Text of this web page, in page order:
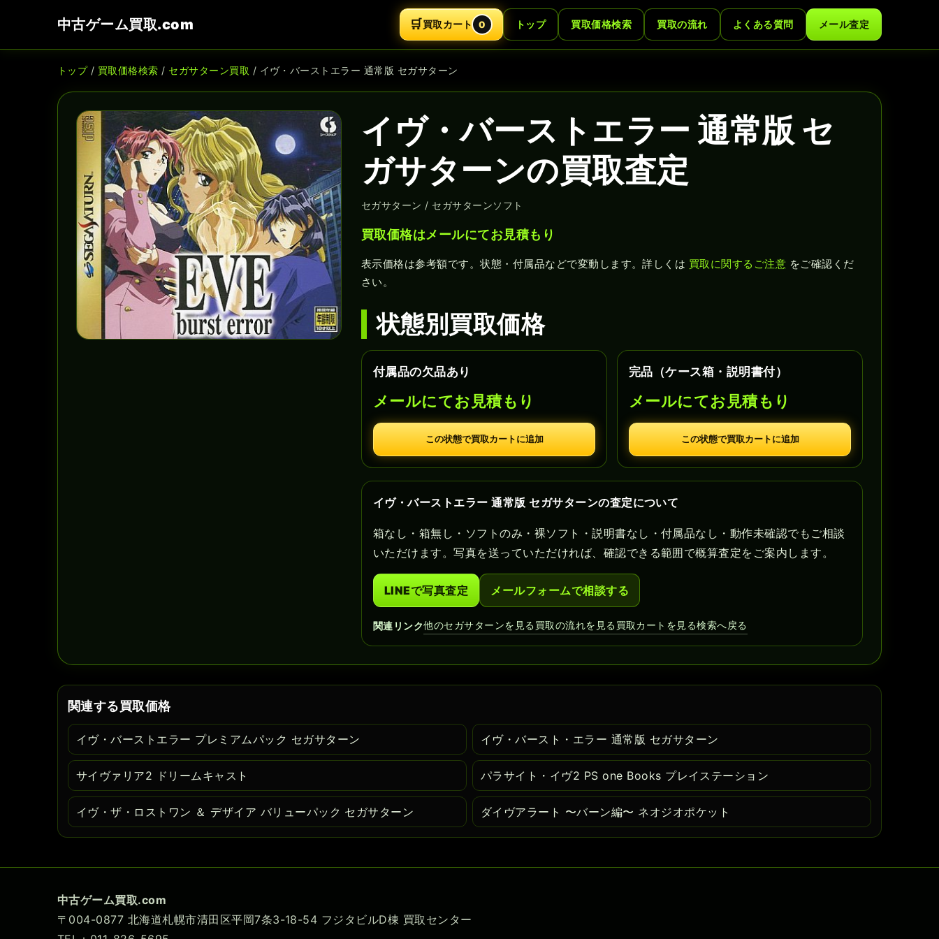
中古ゲーム買取.com 🛒買取カート 0 トップ 買取価格検索 買取の流れ よくある質問 メール査定
トップ/ 買取価格検索 / セガサターン買取 / イヴ・バーストエラー 通常版 セガサターン
イヴ・バーストエラー 通常版 セ
ガサターンの買取査定
セガサターン / セガサターンソフト
買取価格はメールにてお見積もり
表示価格は参考額です。状態・付属品などで変動します。詳しくは 買取に関するご注意 をご確認くだ
さい。
状態別買取価格
付属品の欠品あり
メールにてお見積もり
この状態で買取カートに追加
完品（ケース箱・説明書付）
メールにてお見積もり
この状態で買取カートに追加
イヴ・バーストエラー 通常版 セガサターンの査定について
箱なし・箱無し・ソフトのみ・裸ソフト・説明書なし・付属品なし・動作未確認でもご相談
いただけます。写真を送っていただければ、確認できる範囲で概算査定をご案内します。
LINEで写真査定 メールフォームで相談する
関連リンク他のセガサターンを見る買取の流れを見る買取カートを見る検索へ戻る
関連する買取価格
イヴ・バーストエラー プレミアムパック セガサターン イヴ・バースト・エラー 通常版 セガサターン
サイヴァリア2 ドリームキャスト パラサイト・イヴ2 PS one Books プレイステーション
イヴ・ザ・ロストワン ＆ デザイア バリューパック セガサターン ダイヴアラート 〜バーン編〜 ネオジオポケット
中古ゲーム買取.com
〒004-0877 北海道札幌市清田区平岡7条3-18-54 フジタビルD棟 買取センター